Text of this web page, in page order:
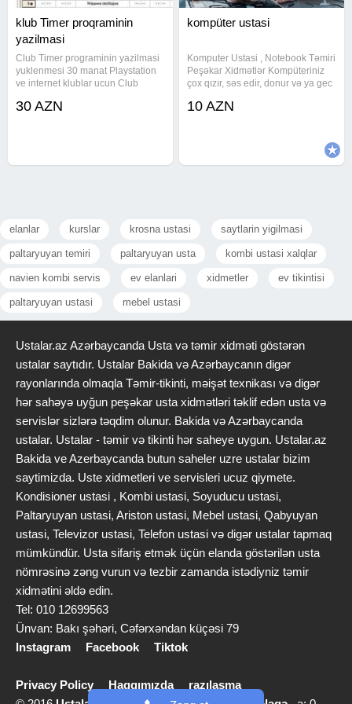
klub Timer proqraminin
yazilmasi
Club Timer programinin yazilmasi
yuklenmesi 30 manat Playstation
ve internet klublar ucun Club
zal ucun 30 manat Internet club
30 AZN
kompüter ustasi
Komputer Ustasi , Notebook Təmiri
Peşəkar Xidmətlər Kompüteriniz
çox qızır, səs edir, donur və ya gec
qaytarmaq və ömrünü uzatmaq
10 AZN
elanlar kurslar krosna ustasi saytlarin yigilmasi
paltaryuyan temiri paltaryuyan usta kombi ustasi xalqlar
navien kombi servis ev elanlari xidmetler ev tikintisi
paltaryuyan ustasi mebel ustasi
Ustalar.az Azərbaycanda Usta və təmir xidməti göstərən
ustalar saytıdır. Ustalar Bakida və Azərbaycanın digər
rayonlarında olmaqla Təmir-tikinti, məişət texnikası və digər
hər sahəyə uyğun peşəkar usta xidmətləri təklif edən usta və
servislər sizlərə təqdim olunur. Bakida və Azərbaycanda
ustalar. Ustalar - təmir və tikinti hər saheye uygun. Ustalar.az
Bakida ve Azerbaycanda butun saheler uzre ustalar bizim
saytimizda. Uste xidmetleri ve servisleri ucuz qiymete.
Kondisioner ustasi , Kombi ustasi, Soyuducu ustasi,
Paltaryuyan ustasi, Ariston ustasi, Mebel ustasi, Qabyuyan
ustasi, Televizor ustasi, Telefon ustasi və digər ustalar tapmaq
mümkündür. Usta sifariş etmək üçün elanda göstərilən usta
nömrəsinə zəng vurun və tezbir zamanda istədiyniz təmir
xidmətini əldə edin.
Tel: 010 12699563
Ünvan: Bakı şəhəri, Cəfərxəndan küçəsi 79
Instagram
Facebook Tiktok
Privacy Policy Haqqımızda
razılaşma